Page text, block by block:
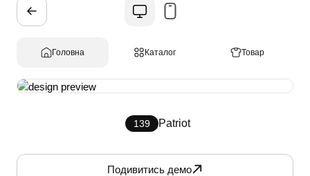
Головна Каталог Товар
139 Patriot
Подивитись демо